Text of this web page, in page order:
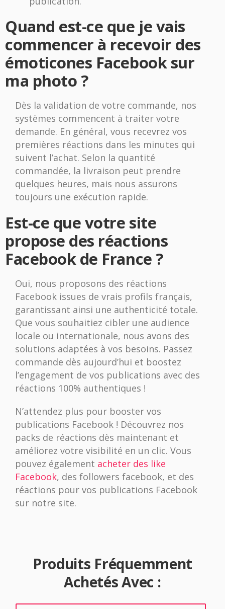
Quand est-ce que je vais
commencer à recevoir des
émoticones Facebook sur
ma photo ?
Dès la validation de votre commande, nos
systèmes commencent à traiter votre
demande. En général, vous recevrez vos
premières réactions dans les minutes qui
suivent l’achat. Selon la quantité
commandée, la livraison peut prendre
quelques heures, mais nous assurons
toujours une exécution rapide.
Est-ce que votre site
propose des réactions
Facebook de France ?
Oui, nous proposons des réactions
Facebook issues de vrais profils français,
garantissant ainsi une authenticité totale.
Que vous souhaitiez cibler une audience
locale ou internationale, nous avons des
solutions adaptées à vos besoins. Passez
commande dès aujourd’hui et boostez
l’engagement de vos publications avec des
réactions 100% authentiques !
N’attendez plus pour booster vos
publications Facebook ! Découvrez nos
packs de réactions dès maintenant et
améliorez votre visibilité en un clic. Vous
pouvez également acheter des like
Facebook, des followers facebook, et des
réactions pour vos publications Facebook
sur notre site.
Produits Fréquemment
Achetés Avec :